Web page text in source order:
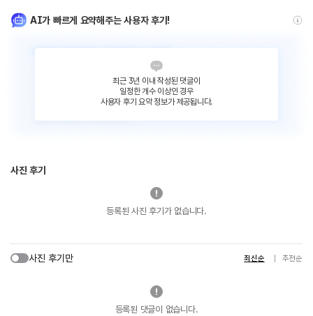
AI가 빠르게 요약해주는 사용자 후기!
최근 3년 이내 작성된 댓글이
일정한 개수 이상인 경우
사용자 후기 요약 정보가 제공됩니다.
사진 후기
등록된 사진 후기가 없습니다.
사진 후기만 최신순 추천순
등록된 댓글이 없습니다.